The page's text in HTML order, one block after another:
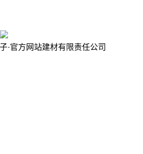
·官方网站建材有限责任公司